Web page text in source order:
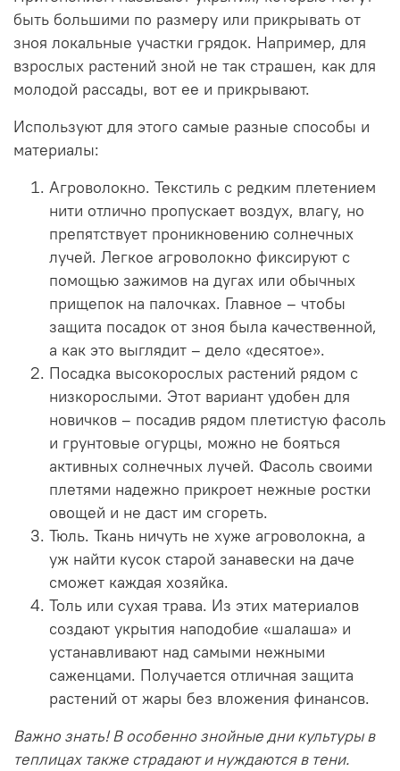
быть большими по размеру или прикрывать от
зноя локальные участки грядок. Например, для
взрослых растений зной не так страшен, как для
молодой рассады, вот ее и прикрывают.
Используют для этого самые разные способы и
материалы:
Агроволокно. Текстиль с редким плетением
нити отлично пропускает воздух, влагу, но
препятствует проникновению солнечных
лучей. Легкое агроволокно фиксируют с
помощью зажимов на дугах или обычных
прищепок на палочках. Главное – чтобы
защита посадок от зноя была качественной,
а как это выглядит – дело «десятое».
Посадка высокорослых растений рядом с
низкорослыми. Этот вариант удобен для
новичков – посадив рядом плетистую фасоль
и грунтовые огурцы, можно не бояться
активных солнечных лучей. Фасоль своими
плетями надежно прикроет нежные ростки
овощей и не даст им сгореть.
Тюль. Ткань ничуть не хуже агроволокна, а
уж найти кусок старой занавески на даче
сможет каждая хозяйка.
Толь или сухая трава. Из этих материалов
создают укрытия наподобие «шалаша» и
устанавливают над самыми нежными
саженцами. Получается отличная защита
растений от жары без вложения финансов.
Важно знать! В особенно знойные дни культуры в
теплицах также страдают и нуждаются в тени.